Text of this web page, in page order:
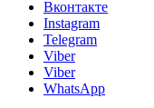
Вконтакте
Instagram
Telegram
Viber
Viber
WhatsApp